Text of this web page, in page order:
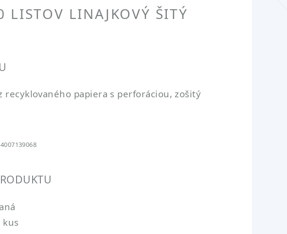
LISTOV LINAJKOVÝ ŠITÝ
papiera s perforáciou, zošitý
kus